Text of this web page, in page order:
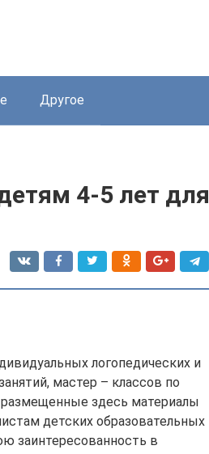
Другое
4-5 лет для
логопедических и
мастер – классов по
здесь материалы
детских образовательных
заинтересованность в